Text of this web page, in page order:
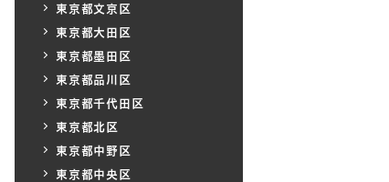
東京都文京区
東京都大田区
東京都墨田区
東京都品川区
東京都千代田区
東京都北区
東京都中野区
東京都中央区